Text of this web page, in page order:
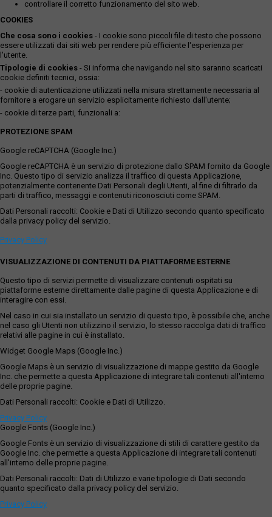
controllare il corretto funzionamento del sito web.
COOKIES
Che cosa sono i cookies - I cookie sono piccoli file di testo che possono
essere utilizzati dai siti web per rendere più efficiente l'esperienza per
l'utente.
Tipologie di cookies - Si informa che navigando nel sito saranno scaricati
cookie definiti tecnici, ossia:
- cookie di autenticazione utilizzati nella misura strettamente necessaria al
fornitore a erogare un servizio esplicitamente richiesto dall'utente;
- cookie di terze parti, funzionali a:
PROTEZIONE SPAM
Google reCAPTCHA (Google Inc.)
Google reCAPTCHA è un servizio di protezione dallo SPAM fornito da Google
Inc. Questo tipo di servizio analizza il traffico di questa Applicazione,
potenzialmente contenente Dati Personali degli Utenti, al fine di filtrarlo da
parti di traffico, messaggi e contenuti riconosciuti come SPAM.
Dati Personali raccolti: Cookie e Dati di Utilizzo secondo quanto specificato
dalla privacy policy del servizio.
Privacy Policy
VISUALIZZAZIONE DI CONTENUTI DA PIATTAFORME ESTERNE
Questo tipo di servizi permette di visualizzare contenuti ospitati su
piattaforme esterne direttamente dalle pagine di questa Applicazione e di
interagire con essi.
Nel caso in cui sia installato un servizio di questo tipo, è possibile che, anche
nel caso gli Utenti non utilizzino il servizio, lo stesso raccolga dati di traffico
relativi alle pagine in cui è installato.
Widget Google Maps (Google Inc.)
Google Maps è un servizio di visualizzazione di mappe gestito da Google
Inc. che permette a questa Applicazione di integrare tali contenuti all'interno
delle proprie pagine.
Dati Personali raccolti: Cookie e Dati di Utilizzo.
Privacy Policy
Google Fonts (Google Inc.)
Google Fonts è un servizio di visualizzazione di stili di carattere gestito da
Google Inc. che permette a questa Applicazione di integrare tali contenuti
all'interno delle proprie pagine.
Dati Personali raccolti: Dati di Utilizzo e varie tipologie di Dati secondo
quanto specificato dalla privacy policy del servizio.
Privacy Policy